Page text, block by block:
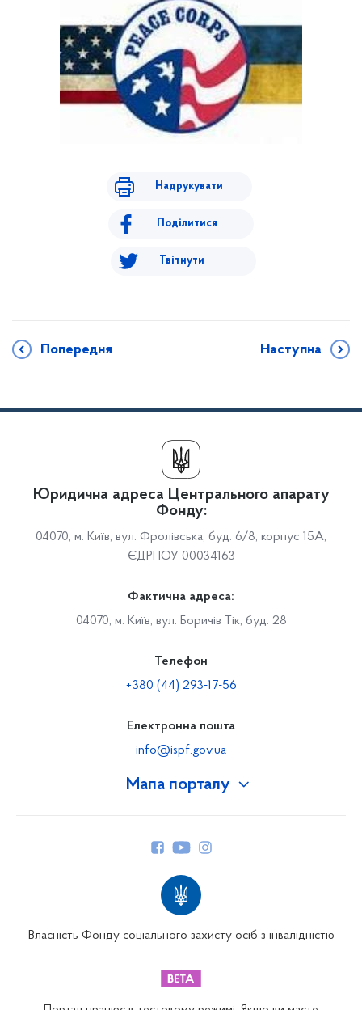
Надрукувати
Поділитися
Твітнути
Попередня Наступна
Мапа порталу
Юридична адреса Центрального апарату
Фонду:
04070, м. Київ, вул. Фролівська, буд. 6/8, корпус 15А,
ЄДРПОУ 00034163
Фактична адреса:
04070, м. Київ, вул. Боричів Тік, буд. 28
Телефон
+380 (44) 293-17-56
Електронна пошта
info@ispf.gov.ua
Власність Фонду соціального захисту осіб з інвалідністю